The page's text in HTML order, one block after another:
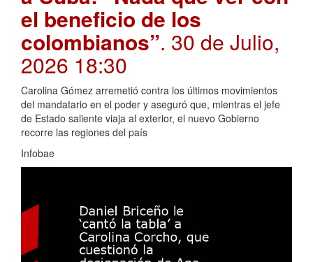
el beneficio de los
colombianos”. 30 de Julio,
2026 18:30
Carolina Gómez arremetió contra los últimos movimientos
del mandatario en el poder y aseguró que, mientras el jefe
de Estado saliente viaja al exterior, el nuevo Gobierno
recorre las regiones del país
Infobae